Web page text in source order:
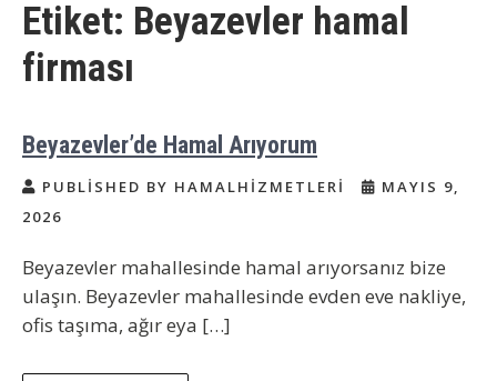
Etiket: Beyazevler hamal
firması
Beyazevler’de Hamal Arıyorum
PUBLISHED BY HAMALHIZMETLERI
MAYIS 9,
2026
Beyazevler mahallesinde hamal arıyorsanız bize
ulaşın. Beyazevler mahallesinde evden eve nakliye,
ofis taşıma, ağır eya […]